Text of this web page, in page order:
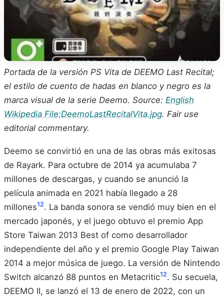
Portada de la versión PS Vita de DEEMO Last Recital;
el estilo de cuento de hadas en blanco y negro es la
marca visual de la serie Deemo. Source: English
Wikipedia File:DeemoLastRecitalVita.jpg. Fair use
editorial commentary.
Deemo se convirtió en una de las obras más exitosas
de Rayark. Para octubre de 2014 ya acumulaba 7
millones de descargas, y cuando se anunció la
película animada en 2021 había llegado a 28
millones12. La banda sonora se vendió muy bien en el
mercado japonés, y el juego obtuvo el premio App
Store Taiwan 2013 Best of como desarrollador
independiente del año y el premio Google Play Taiwan
2014 a mejor música de juego. La versión de Nintendo
Switch alcanzó 88 puntos en Metacritic12. Su secuela,
DEEMO II, se lanzó el 13 de enero de 2022, con un